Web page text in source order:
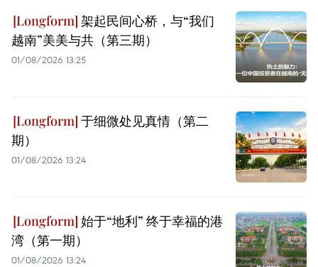
架起民间心桥，与“我们
越南”美美与共（第三期）
01/08/2026 13:25
于细微处见真情（第二
期）
01/08/2026 13:24
始于“地利” 终于幸福的港
湾（第一期）
01/08/2026 13:24